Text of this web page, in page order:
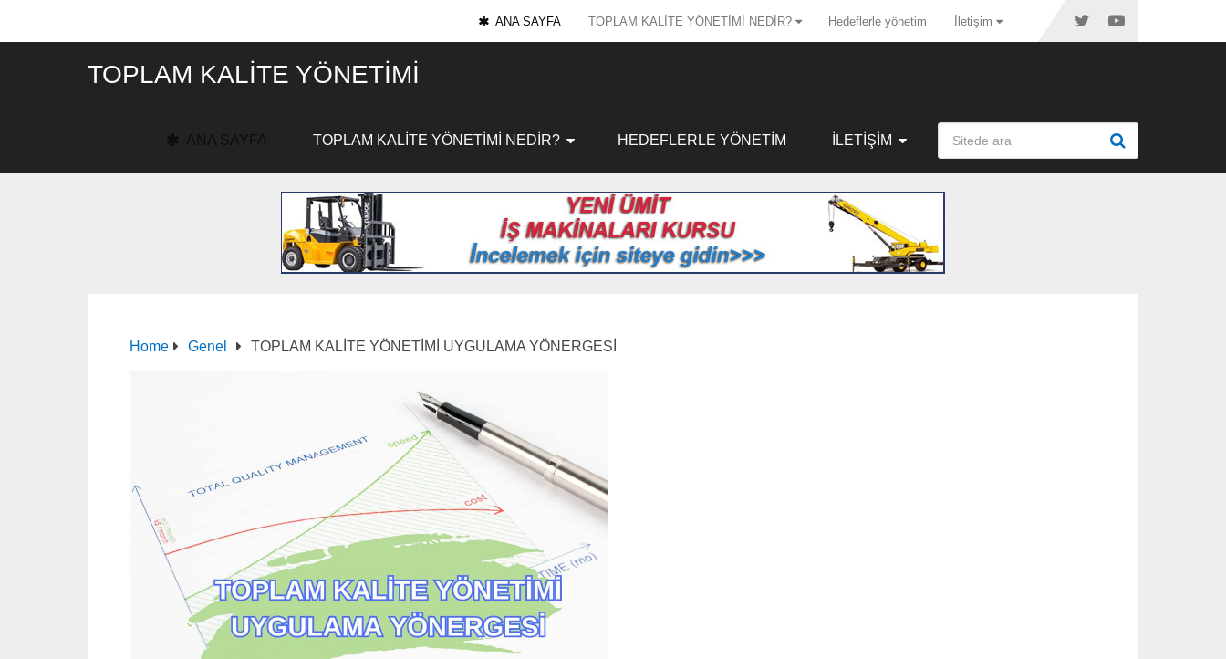
ANA SAYFA TOPLAM KALİTE YÖNETİMİ NEDİR? Hedeflerle yönetim İletişim
TOPLAM KALITE YÖNETIMI
TOPLAM KALİTE YÖNETİMİ NEDİR? HEDEFLERLE YÖNETIM İLETIŞIM
Home Genel TOPLAM KALİTE YÖNETİMİ UYGULAMA YÖNERGESİ